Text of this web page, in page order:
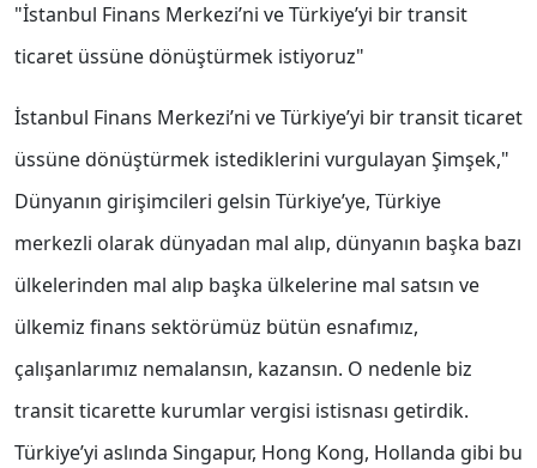
"İstanbul Finans Merkezi’ni ve Türkiye’yi bir transit
ticaret üssüne dönüştürmek istiyoruz"
İstanbul Finans Merkezi’ni ve Türkiye’yi bir transit ticaret
üssüne dönüştürmek istediklerini vurgulayan Şimşek,"
Dünyanın girişimcileri gelsin Türkiye’ye, Türkiye
merkezli olarak dünyadan mal alıp, dünyanın başka bazı
ülkelerinden mal alıp başka ülkelerine mal satsın ve
ülkemiz finans sektörümüz bütün esnafımız,
çalışanlarımız nemalansın, kazansın. O nedenle biz
transit ticarette kurumlar vergisi istisnası getirdik.
Türkiye’yi aslında Singapur, Hong Kong, Hollanda gibi bu